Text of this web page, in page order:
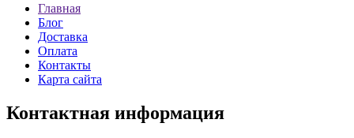
Главная
Блог
Доставка
Оплата
Контакты
Карта сайта
Контактная информация